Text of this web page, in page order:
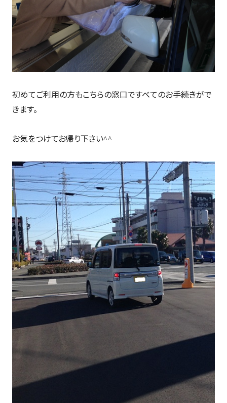
初めてご利用の方もこちらの窓口ですべてのお手続きがで
きます。
お気をつけてお帰り下さい^^